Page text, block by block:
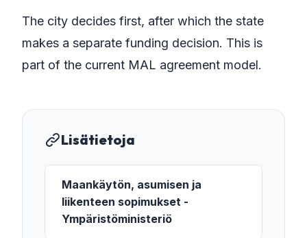
The city decides first, after which the state
makes a separate funding decision. This is
part of the current MAL agreement model.
Lisätietoja
Maankäytön, asumisen ja
liikenteen sopimukset -
Ympäristöministeriö